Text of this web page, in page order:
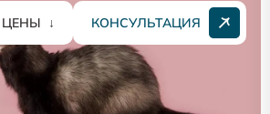
ЦЕНЫ ↓ КОНСУЛЬТАЦИЯ